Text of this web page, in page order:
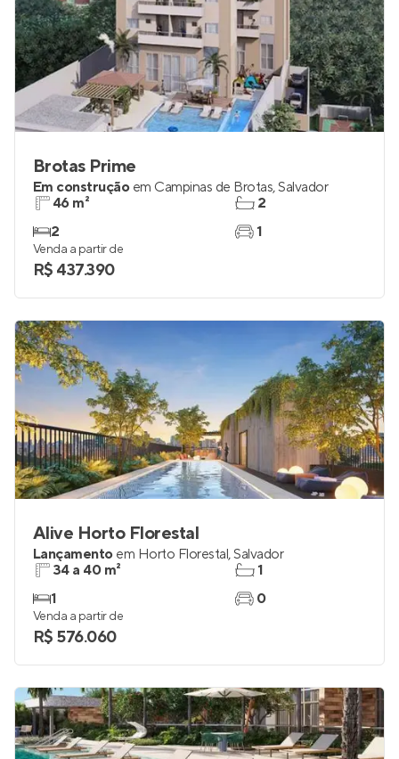
Brotas Prime
Em construção em Campinas de Brotas,Salvador
46 m²
2
2
1
Venda a partir de
R$ 437.390
Alive Horto Florestal
Lançamento em Horto Florestal,Salvador
34 a 40 m²
1
1
0
Venda a partir de
R$ 576.060